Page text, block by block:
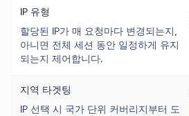
IP 유형
할당된 IP가 매 요청마다 변경되는지,
아니면 전체 세션 동안 일정하게 유지
되는지 제어합니다.
지역 타겟팅
IP 선택 시 국가 단위 커버리지부터 도